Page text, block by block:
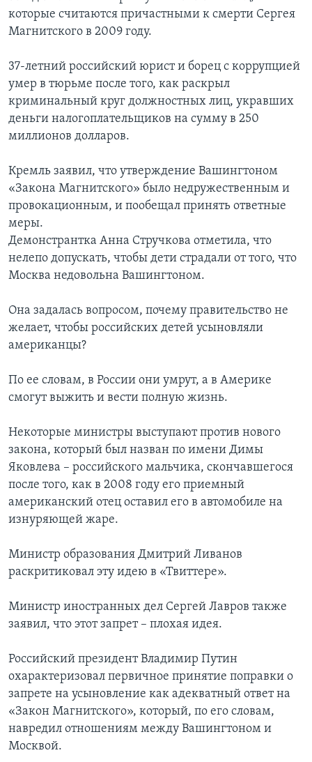
которые считаются причастными к смерти Сергея
Магнитского в 2009 году.
37-летний российский юрист и борец с коррупцией
умер в тюрьме после того, как раскрыл
криминальный круг должностных лиц, укравших
деньги налогоплательщиков на сумму в 250
миллионов долларов.
Кремль заявил, что утверждение Вашингтоном
«Закона Магнитского» было недружественным и
провокационным, и пообещал принять ответные
меры.
Демонстрантка Анна Стручкова отметила, что
нелепо допускать, чтобы дети страдали от того, что
Москва недовольна Вашингтоном.
Она задалась вопросом, почему правительство не
желает, чтобы российских детей усыновляли
американцы?
По ее словам, в России они умрут, а в Америке
смогут выжить и вести полную жизнь.
Некоторые министры выступают против нового
закона, который был назван по имени Димы
Яковлева – российского мальчика, скончавшегося
после того, как в 2008 году его приемный
американский отец оставил его в автомобиле на
изнуряющей жаре.
Министр образования Дмитрий Ливанов
раскритиковал эту идею в «Твиттере».
Министр иностранных дел Сергей Лавров также
заявил, что этот запрет – плохая идея.
Российский президент Владимир Путин
охарактеризовал первичное принятие поправки о
запрете на усыновление как адекватный ответ на
«Закон Магнитского», который, по его словам,
навредил отношениям между Вашингтоном и
Москвой.